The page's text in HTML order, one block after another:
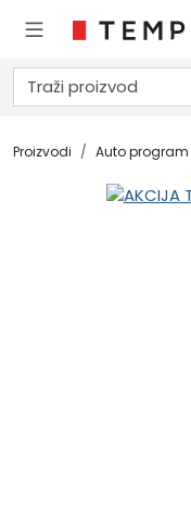
Proizvodi Auto program